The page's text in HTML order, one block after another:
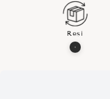
Resi